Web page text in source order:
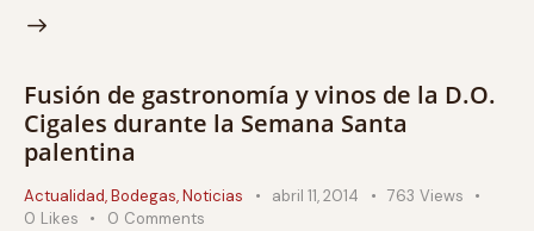
Fusión de gastronomía y vinos de la D.O.
Cigales durante la Semana Santa
palentina
Actualidad,Bodegas,Noticias abril 11, 2014 763 Views
0 Likes 0 Comments